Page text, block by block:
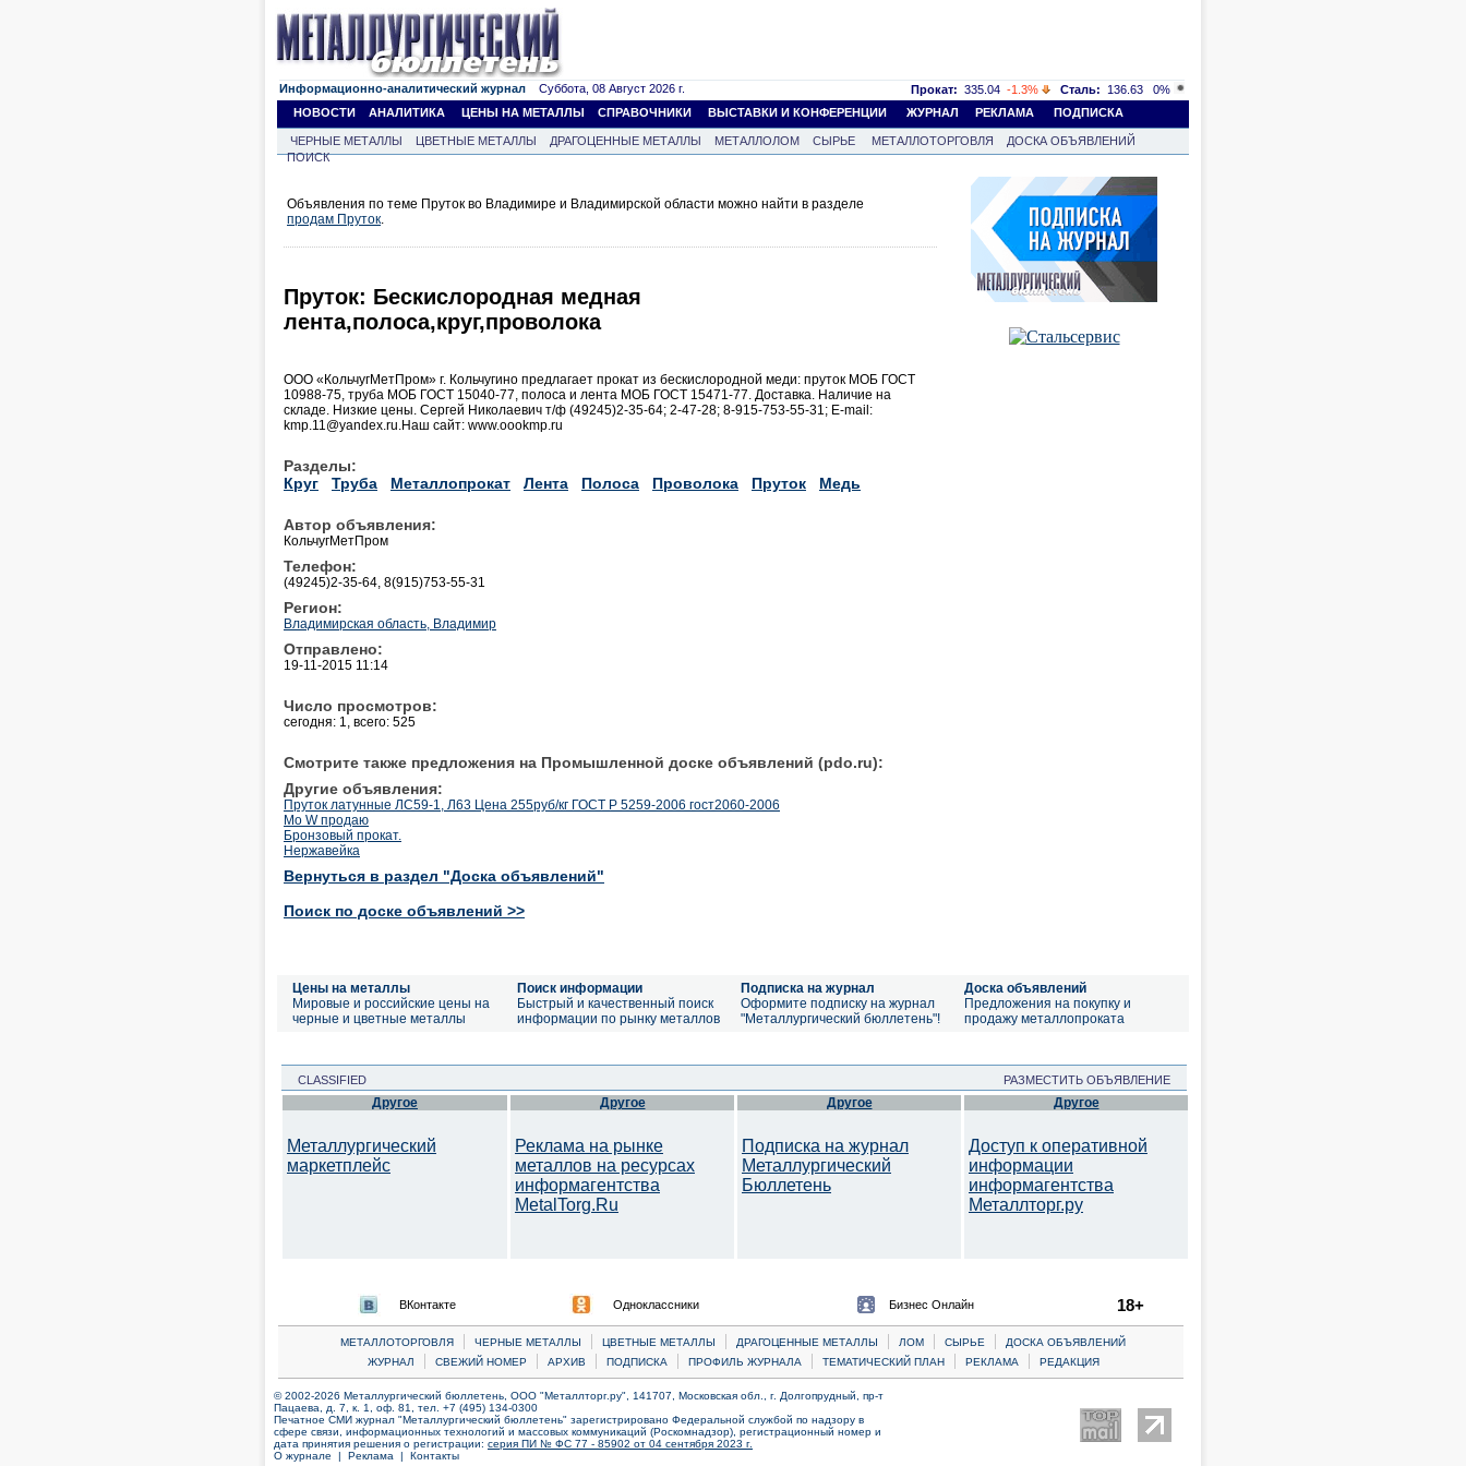
Информационно-аналитический журнал Суббота, 08 Август 2026 г. Прокат: 335.04 -1.3% Сталь: 136.63
0%
НОВОСТИ
АНАЛИТИКА ЦЕНЫ НА МЕТАЛЛЫ СПРАВОЧНИКИ ВЫСТАВКИ И КОНФЕРЕНЦИИ ЖУРНАЛ РЕКЛАМА ПОДПИСКА
ЧЕРНЫЕ МЕТАЛЛЫ ЦВЕТНЫЕ МЕТАЛЛЫ ДРАГОЦЕННЫЕ МЕТАЛЛЫ МЕТАЛЛОЛОМ СЫРЬЕ МЕТАЛЛОТОРГОВЛЯ
ДОСКА ОБЪЯВЛЕНИЙ
ПОИСК
Объявления по теме Пруток во Владимире и Владимирской области можно найти в разделе
продам Пруток.
Пруток: Бескислородная медная
лента,полоса,круг,проволока
ООО «КольчугМетПром» г. Кольчугино предлагает прокат из бескислородной меди: пруток МОБ ГОСТ
10988-75, труба МОБ ГОСТ 15040-77, полоса и лента МОБ ГОСТ 15471-77. Доставка. Наличие на
складе. Низкие цены. Сергей Николаевич т/ф (49245)2-35-64; 2-47-28; 8-915-753-55-31; E-mail:
kmp.11@yandex.ru.Наш сайт: www.oookmp.ru
Разделы:
Круг
Труба Металлопрокат Лента Полоса Проволока Пруток Медь
Автор объявления:
КольчугМетПром
Телефон:
(49245)2-35-64, 8(915)753-55-31
Регион:
Владимирская область, Владимир
Отправлено:
19-11-2015 11:14
Число просмотров:
сегодня: 1, всего: 525
Смотрите также предложения на Промышленной доске объявлений (pdo.ru):
Другие объявления:
Пруток латунные ЛС59-1, Л63 Цена 255руб/кг ГОСТ Р 5259-2006 гост2060-2006
Mo W продаю
Бронзовый прокат.
Нержавейка
Вернуться в раздел "Доска объявлений"
Поиск по доске объявлений >>
Цены на металлы
Мировые и российские цены на
черные и цветные металлы
Поиск информации
Быстрый и качественный поиск
информации по рынку металлов
Подписка на журнал
Оформите подписку на журнал
"Металлургический бюллетень"!
Доска объявлений
Предложения на покупку и
продажу металлопроката
CLASSIFIED РАЗМЕСТИТЬ ОБЪЯВЛЕНИЕ
Другое
Металлургический
маркетплейс
Другое
Реклама на рынке
металлов на ресурсах
информагентства
MetalTorg.Ru
Другое
Подписка на журнал
Металлургический
Бюллетень
Другое
Доступ к оперативной
информации
информагентства
Металлторг.ру
ВКонтакте Одноклассники Бизнес Онлайн 18+
МЕТАЛЛОТОРГОВЛЯ | ЧЕРНЫЕ МЕТАЛЛЫ | ЦВЕТНЫЕ МЕТАЛЛЫ | ДРАГОЦЕННЫЕ МЕТАЛЛЫ | ЛОМ | CЫРЬЕ |
ДОСКА ОБЪЯВЛЕНИЙ
ЖУРНАЛ
| СВЕЖИЙ НОМЕР | АРХИВ | ПОДПИСКА | ПРОФИЛЬ ЖУРНАЛА | ТЕМАТИЧЕСКИЙ ПЛАН | РЕКЛАМА | РЕДАКЦИЯ
© 2002-2026 Металлургический бюллетень, ООО "Металлторг.ру", 141707, Московская обл., г. Долгопрудный, пр-т
Пацаева, д. 7, к. 1, оф. 81, тел. +7 (495) 134-0300
Печатное СМИ журнал "Металлургический бюллетень" зарегистрировано Федеральной службой по надзору в
сфере связи, информационных технологий и массовых коммуникаций (Роскомнадзор), регистрационный номер и
дата принятия решения о регистрации: серия ПИ № ФС 77 - 85902 от 04 сентября 2023 г.
О журнале | Реклама | Контакты